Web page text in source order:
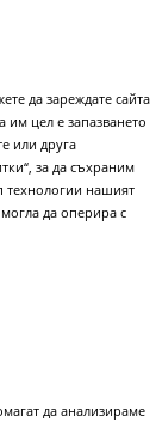
да зареждате сайта
цел е запазването
или друга
за да съхраним
технологии нашият
да оперира с
да анализираме